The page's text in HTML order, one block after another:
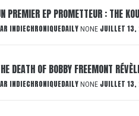
PREMIER EP PROMETTEUR : THE
INDIECHRONIQUEDAILY NONE JUILLET
DEATH OF BOBBY FREEMONT
INDIECHRONIQUEDAILY NONE JUILLET